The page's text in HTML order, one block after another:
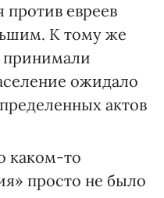
евреев
К тому же
принимали
ожидало
актов
каком-то
просто не было